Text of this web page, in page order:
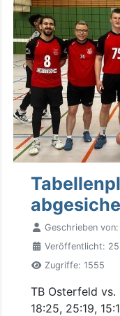
Geschrieben von:
Veröffentlicht:
Zugriffe: 1555
TB Osterfeld vs.
18:25, 25:19,